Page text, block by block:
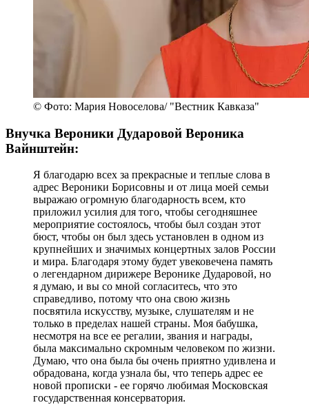
© Фото: Мария Новоселова/ "Вестник Кавказа"
Внучка Вероники Дударовой Вероника
Вайнштейн:
Я благодарю всех за прекрасные и теплые слова в
адрес Вероники Борисовны и от лица моей семьи
выражаю огромную благодарность всем, кто
приложил усилия для того, чтобы сегодняшнее
мероприятие состоялось, чтобы был создан этот
бюст, чтобы он был здесь установлен в одном из
крупнейших и значимых концертных залов России
и мира. Благодаря этому будет увековечена память
о легендарном дирижере Веронике Дударовой, но
я думаю, и вы со мной согласитесь, что это
справедливо, потому что она свою жизнь
посвятила искусству, музыке, слушателям и не
только в пределах нашей страны. Моя бабушка,
несмотря на все ее регалии, звания и награды,
была максимально скромным человеком по жизни.
Думаю, что она была бы очень приятно удивлена и
обрадована, когда узнала бы, что теперь адрес ее
новой прописки - ее горячо любимая Московская
государственная консерватория.